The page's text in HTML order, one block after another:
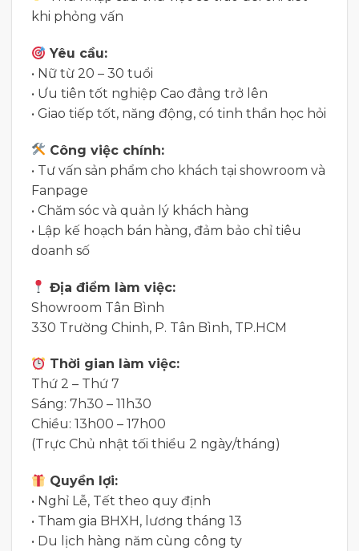
khi phỏng vấn
Yêu cầu:
• Nữ từ 20 – 30 tuổi
• Ưu tiên tốt nghiệp Cao đẳng trở lên
• Giao tiếp tốt, năng động, có tinh thần học hỏi
Công việc chính:
• Tư vấn sản phẩm cho khách tại showroom và
Fanpage
• Chăm sóc và quản lý khách hàng
• Lập kế hoạch bán hàng, đảm bảo chỉ tiêu
doanh số
Địa điểm làm việc:
Showroom Tân Bình
330 Trường Chinh, P. Tân Bình, TP.HCM
Thời gian làm việc:
Thứ 2 – Thứ 7
Sáng: 7h30 – 11h30
Chiều: 13h00 – 17h00
(Trực Chủ nhật tối thiểu 2 ngày/tháng)
Quyền lợi:
• Nghỉ Lễ, Tết theo quy định
• Tham gia BHXH, lương tháng 13
• Du lịch hàng năm cùng công ty